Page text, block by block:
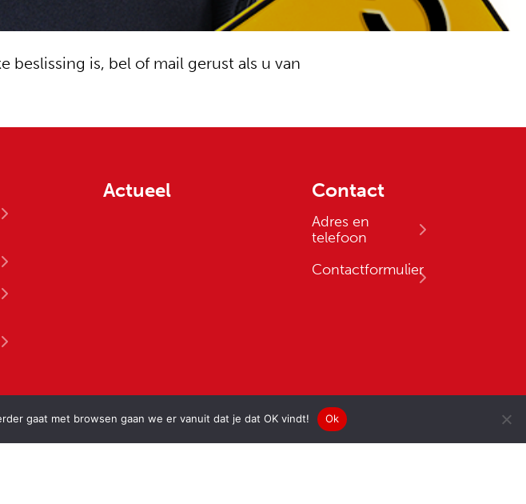
beslissing is, bel of mail gerust als u van
Actueel Contact
Adres en
telefoon
Contactformulier
gaat met browsen gaan we er vanuit dat je dat OK vindt! Ok